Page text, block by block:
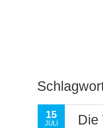
15
JULI
Die